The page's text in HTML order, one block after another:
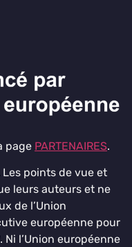
page PARTENAIRES.
Les points de vue et
leurs auteurs et ne
de l’Union
européenne pour
Ni l’Union européenne